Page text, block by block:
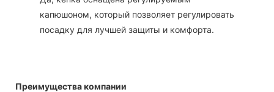
капюшоном, который позволяет регулировать
посадку для лучшей защиты и комфорта.
Преимущества компании